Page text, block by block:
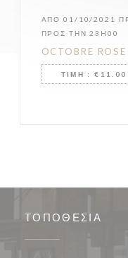
ΑΠΌ 01/10/2021
ΠΡΟΣ ΤΗΝ 23H00
OCTOBRE ROSE
ΤΙΜΉ : €11.00
ΤΟΠΟΘΕΣΊΑ